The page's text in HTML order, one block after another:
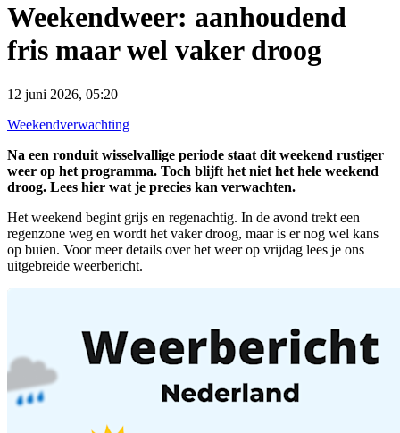
Weekendweer: aanhoudend
fris maar wel vaker droog
12 juni 2026, 05:20
Weekendverwachting
Na een ronduit wisselvallige periode staat dit weekend rustiger
weer op het programma. Toch blijft het niet het hele weekend
droog. Lees hier wat je precies kan verwachten.
Het weekend begint grijs en regenachtig. In de avond trekt een
regenzone weg en wordt het vaker droog, maar is er nog wel kans
op buien. Voor meer details over het weer op vrijdag lees je ons
uitgebreide weerbericht.